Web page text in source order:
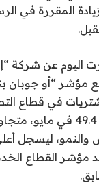
المقررة في
اليوم عن شركة
والنمو، ليسجل